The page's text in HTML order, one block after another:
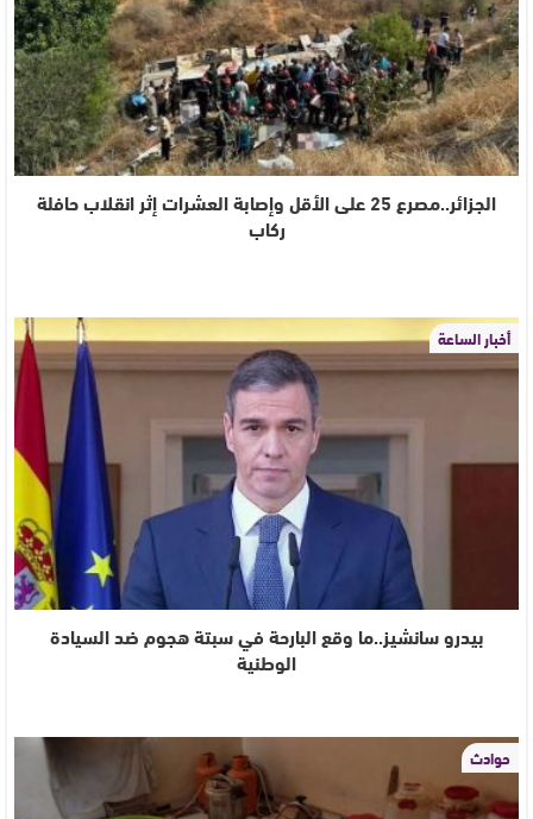
الجزائر..مصرع 25 على الأقل وإصابة العشرات إثر انقلاب حافلة
ركاب
أخبار الساعة
بيدرو سانشيز..ما وقع البارحة في سبتة هجوم ضد السيادة
الوطنية
حوادث